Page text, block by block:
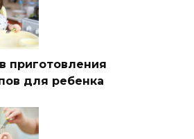
приготовления
для ребенка